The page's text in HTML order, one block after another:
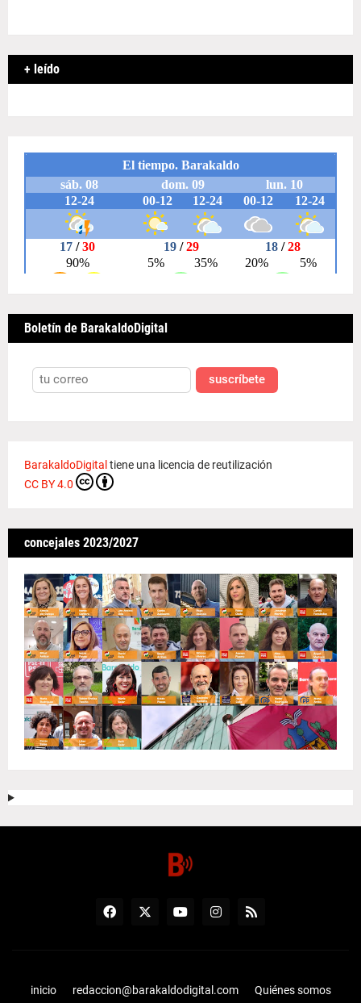
+ leído
Boletín de BarakaldoDigital
suscríbete
BarakaldoDigital tiene una licencia de reutilización
CC BY 4.0
concejales 2023/2027
inicio redaccion@barakaldodigital.com Quiénes somos